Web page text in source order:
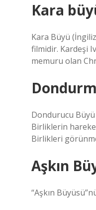
Kara
Kara Büyü
filmidir. Kardeşi
memuru olan
Dondurucu Büyü
Birliklerin
Birlikleri
Aşkın
“Aşkın